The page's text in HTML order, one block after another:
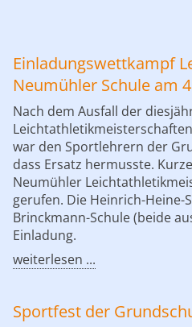
Einladungswettkampf
Neumühler Schule am
Nach dem Ausfall der
war den Sportlehrern der
dass Ersatz hermusste.
Neumühler
gerufen. Die Heinrich-Heine-
Brinckmann-Schule (beide
Einladung.
weiterlesen ...
Sportfest der